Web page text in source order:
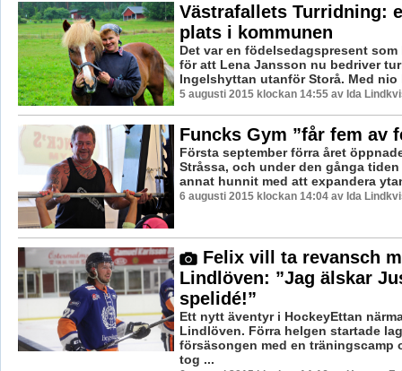
Västrafallets Turridning:
plats i kommunen
Det var en födelsedagspresent
för att Lena Jansson nu bedriver
Ingelshyttan utanför Storå. Med nio
5 augusti 2015 klockan 14:55 av Ida
Funcks Gym ”får fem av
Första september förra året
Stråssa, och under den gånga
annat hunnit med att expandera
6 augusti 2015 klockan 14:04 av Ida
Felix vill ta revansch
Lindlöven: ”Jag älskar
spelidé!”
Ett nytt äventyr i HockeyEttan
Lindlöven. Förra helgen startade
försäsongen med en träningscamp
tog ...